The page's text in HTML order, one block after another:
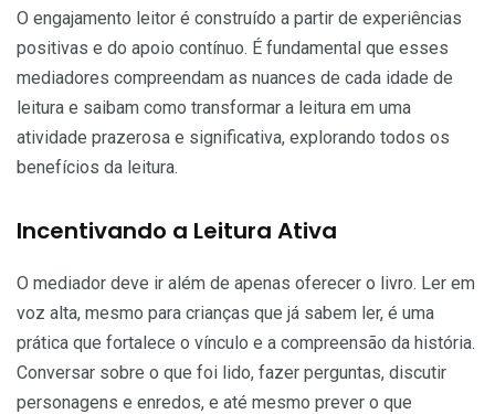
O engajamento leitor é construído a partir de experiências
positivas e do apoio contínuo. É fundamental que esses
mediadores compreendam as nuances de cada idade de
leitura e saibam como transformar a leitura em uma
atividade prazerosa e significativa, explorando todos os
benefícios da leitura.
Incentivando a Leitura Ativa
O mediador deve ir além de apenas oferecer o livro. Ler em
voz alta, mesmo para crianças que já sabem ler, é uma
prática que fortalece o vínculo e a compreensão da história.
Conversar sobre o que foi lido, fazer perguntas, discutir
personagens e enredos, e até mesmo prever o que